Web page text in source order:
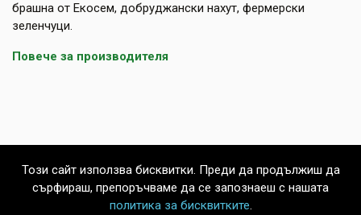
брашна от Екосем, добруджански нахут, фермерски
зеленчуци.
Повече за производителя
Този сайт използва бисквитки. Преди да продължиш да
сърфираш, препоръчваме да се запознаеш с нашата
политика за бисквитките.